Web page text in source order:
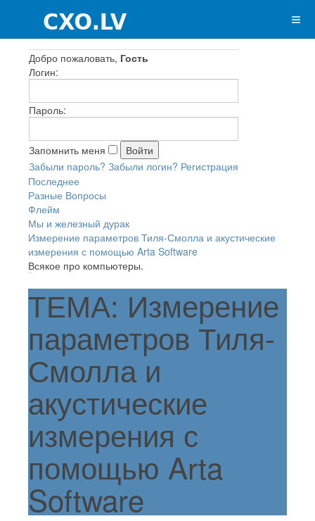
Добро пожаловать, Гость
Логин:
Пароль:
Запомнить меня
Забыли пароль? Забыли логин? Регистрация
Последнее
Разные Вопросы
Флейм
Мы и железный дурак
Измерение параметров Тиля-Смолла и акустические
измерения с помощью Arta Software
Всякое про компьютеры.
ТЕМА: Измерение
параметров Тиля-
Смолла и
акустические
измерения с
помощью Arta
Software